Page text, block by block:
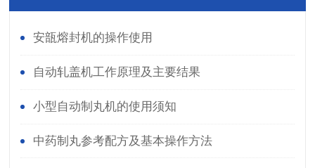
安瓿熔封机的操作使用
自动轧盖机工作原理及主要结果
小型自动制丸机的使用须知
中药制丸参考配方及基本操作方法